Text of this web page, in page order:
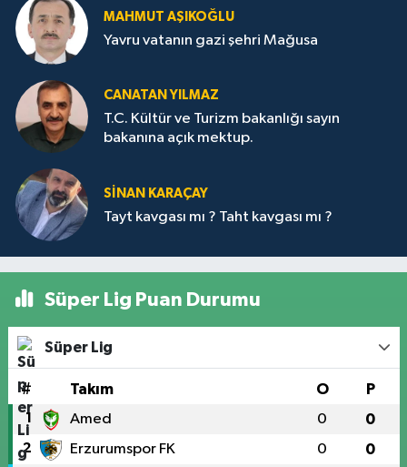
MAHMUT AŞIKOĞLU
Yavru vatanın gazi şehri Mağusa
CANATAN YILMAZ
T.C. Kültür ve Turizm bakanlığı sayın
bakanına açık mektup.
SİNAN KARAÇAY
Tayt kavgası mı ? Taht kavgası mı ?
Süper Lig Puan Durumu
Süper Lig
# Takım O P
1 Amed 0 0
2 Erzurumspor FK 0 0